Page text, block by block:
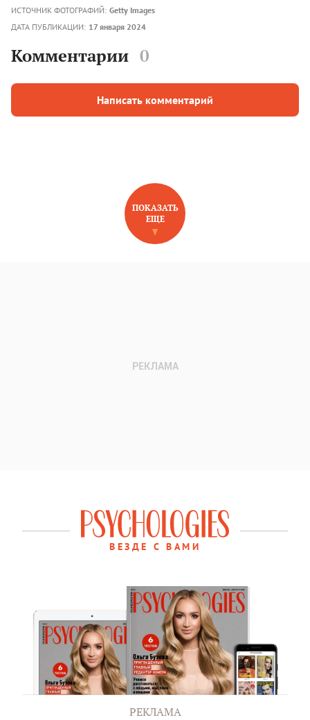
ИСТОЧНИК ФОТОГРАФИЙ: Getty Images
ДАТА ПУБЛИКАЦИИ: 17 января 2024
Комментарии 0
Написать комментарий
НОВОЕ НА САЙТЕ
ПОКАЗАТЬ
ЕЩЕ
ВЕЗДЕ С ВАМИ
РЕКЛАМА